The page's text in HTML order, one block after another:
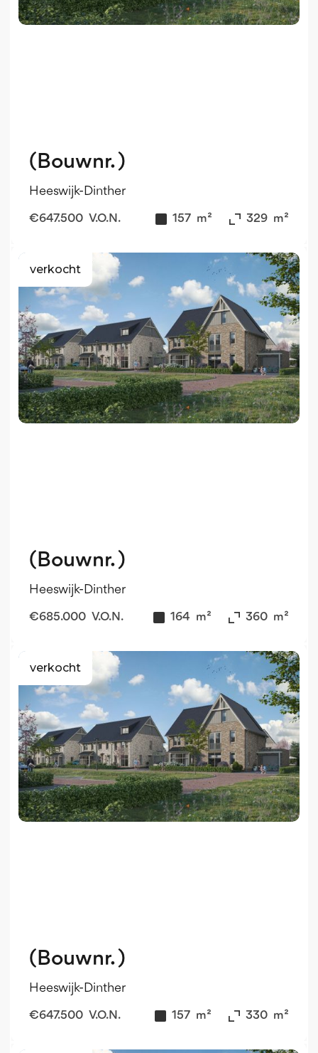
(Bouwnr. )
Heeswijk-Dinther
€647.500 V.O.N. 157 m² 329 m²
verkocht
(Bouwnr. )
Heeswijk-Dinther
€685.000 V.O.N. 164 m² 360 m²
verkocht
(Bouwnr. )
Heeswijk-Dinther
€647.500 V.O.N. 157 m² 330 m²